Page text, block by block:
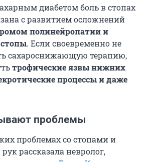
диабетом боль в стопах
с развитием осложнений
полинейропатии и
. Если своевременно не
сахароснижающую терапию,
трофические язвы нижних
процессы и даже
проблемы
проблемах со стопами и
рассказаланевролог,